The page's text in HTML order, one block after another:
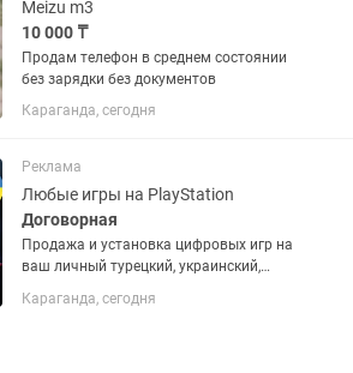
Meizu m3
10 000 ₸
Продам телефон в среднем состоянии
без зарядки без документов
Караганда, сегодня
Реклама
Любые игры на PlayStation
Договорная
Продажа и установка цифровых игр на
ваш личный турецкий, украинский,
аккаунт. Если аккаунта нет – помогу
Караганда, сегодня